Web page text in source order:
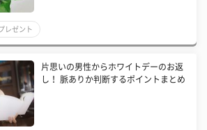
レゼント
片思いの男性からホワイトデーのお返
し！ 脈ありか判断するポイントまとめ